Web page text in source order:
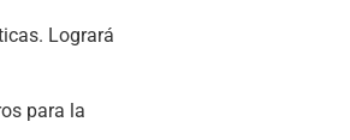
Logrará
para la